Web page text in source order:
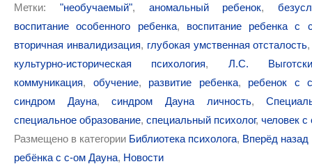
Метки: "необучаемый", аномальный ребенок,
воспитание особенного ребенка, воспитание ребенка с
вторичная инвалидизация, глубокая умственная отсталость
культурно-историческая психология, Л.С.
коммуникация, обучение, развитие ребенка, ребенок с
синдром Дауна,синдром Дауна личность,
специальное образование, специальный психолог, человек
Размещено в категории Библиотека психолога, Вперёд назад
ребёнка с с-ом Дауна, Новости